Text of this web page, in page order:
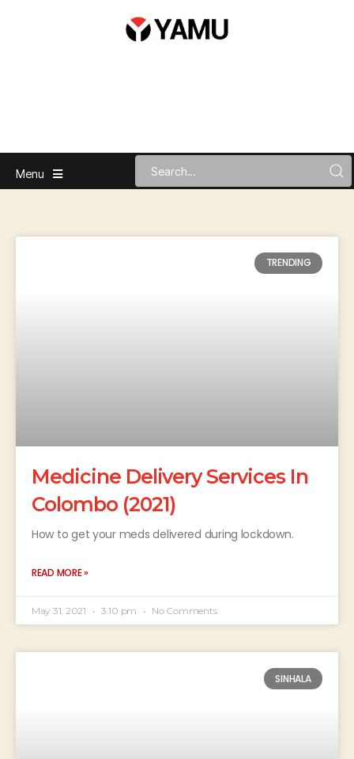
Menu
TRENDING
Medicine Delivery Services In
Colombo (2021)
How to get your meds delivered during lockdown.
READ MORE »
May 31, 2021 3:10 pm No Comments
SINHALA